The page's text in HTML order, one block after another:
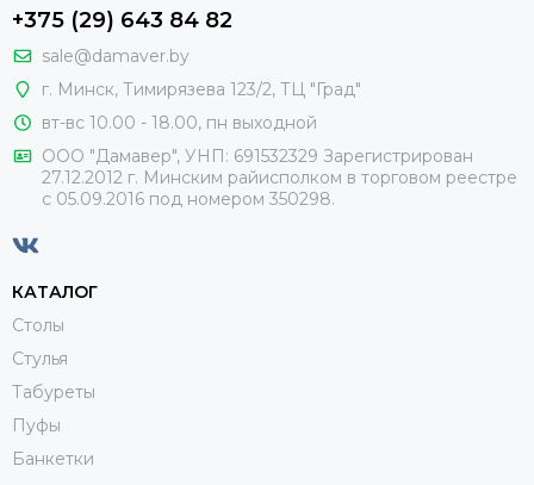
+375 (29) 643 84 82
sale@damaver.by
г. Минск, Тимирязева 123/2, ТЦ "Град"
вт-вс 10.00 - 18.00, пн выходной
ООО "Дамавер", УНП: 691532329 Зарегистрирован
27.12.2012 г. Минским райисполком в торговом реестре
с 05.09.2016 под номером 350298.
КАТАЛОГ
Столы
Стулья
Табуреты
Пуфы
Банкетки